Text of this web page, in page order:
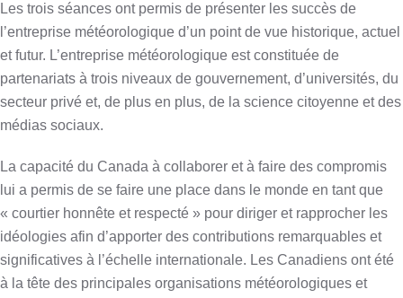
Les trois séances ont permis de présenter les succès de
l’entreprise météorologique d’un point de vue historique, actuel
et futur. L’entreprise météorologique est constituée de
partenariats à trois niveaux de gouvernement, d’universités, du
secteur privé et, de plus en plus, de la science citoyenne et des
médias sociaux.
La capacité du Canada à collaborer et à faire des compromis
lui a permis de se faire une place dans le monde en tant que
« courtier honnête et respecté » pour diriger et rapprocher les
idéologies afin d’apporter des contributions remarquables et
significatives à l’échelle internationale. Les Canadiens ont été
à la tête des principales organisations météorologiques et